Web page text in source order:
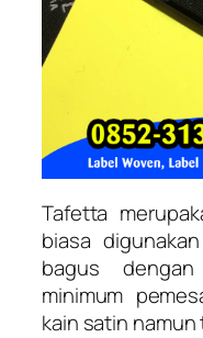
Tafetta
biasa
bagus
minimum
kain satin namun